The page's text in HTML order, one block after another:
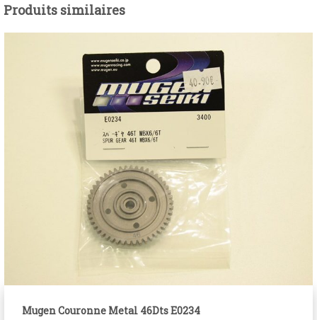
Produits similaires
Mugen Couronne Metal 46Dts E0234